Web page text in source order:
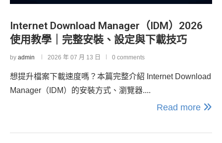
Internet Download Manager（IDM）2026
使用教學｜完整安裝、設定與下載技巧
by admin 2026 年 07 月 13 日 0 comments
想提升檔案下載速度嗎？本篇完整介紹 Internet Download
Manager（IDM）的安裝方式、瀏覽器....
Read more